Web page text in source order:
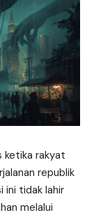
ketika rakyat
republik
ini tidak lahir
melalui